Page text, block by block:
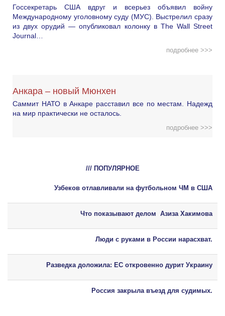
Госсекретарь США вдруг и всерьез объявил войну
Международному уголовному суду (МУС). Выстрелил сразу
из двух орудий — опубликовал колонку в The Wall Street
Journal…
подробнее >>>
Анкара – новый Мюнхен
Саммит НАТО в Анкаре расставил все по местам. Надежд
на мир практически не осталось.
подробнее >>>
/// ПОПУЛЯРНОЕ
Узбеков отлавливали на футбольном ЧМ в США
Что показывают делом Азиза Хакимова
Люди с руками в России нарасхват.
Разведка доложила: ЕС откровенно дурит Украину
Россия закрыла въезд для судимых.